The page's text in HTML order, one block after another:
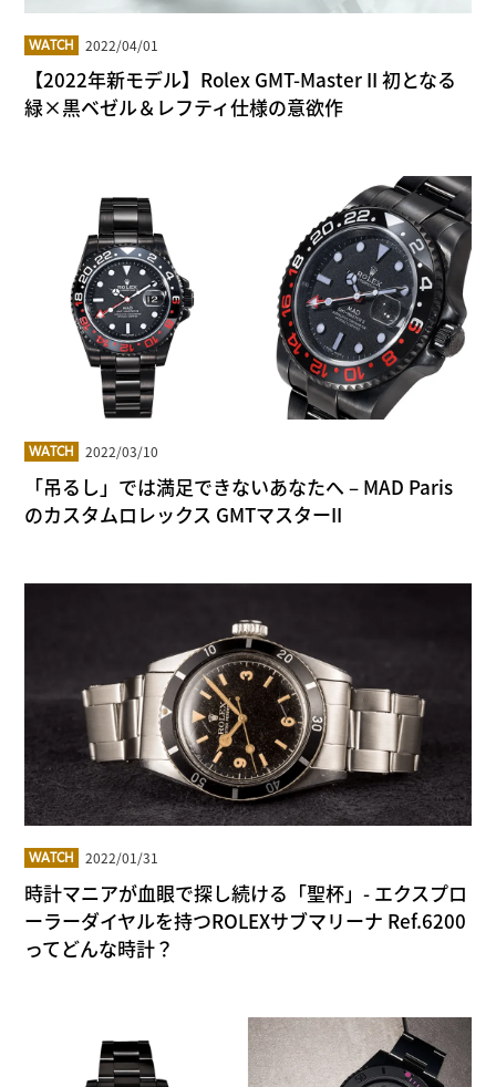
WATCH 2022/04/01
【2022年新モデル】Rolex GMT-Master II 初となる
緑×黒ベゼル＆レフティ仕様の意欲作
WATCH 2022/03/10
「吊るし」では満足できないあなたへ – MAD Paris
のカスタムロレックス GMTマスターII
WATCH 2022/01/31
時計マニアが血眼で探し続ける「聖杯」- エクスプロ
ーラーダイヤルを持つROLEXサブマリーナ Ref.6200
ってどんな時計？